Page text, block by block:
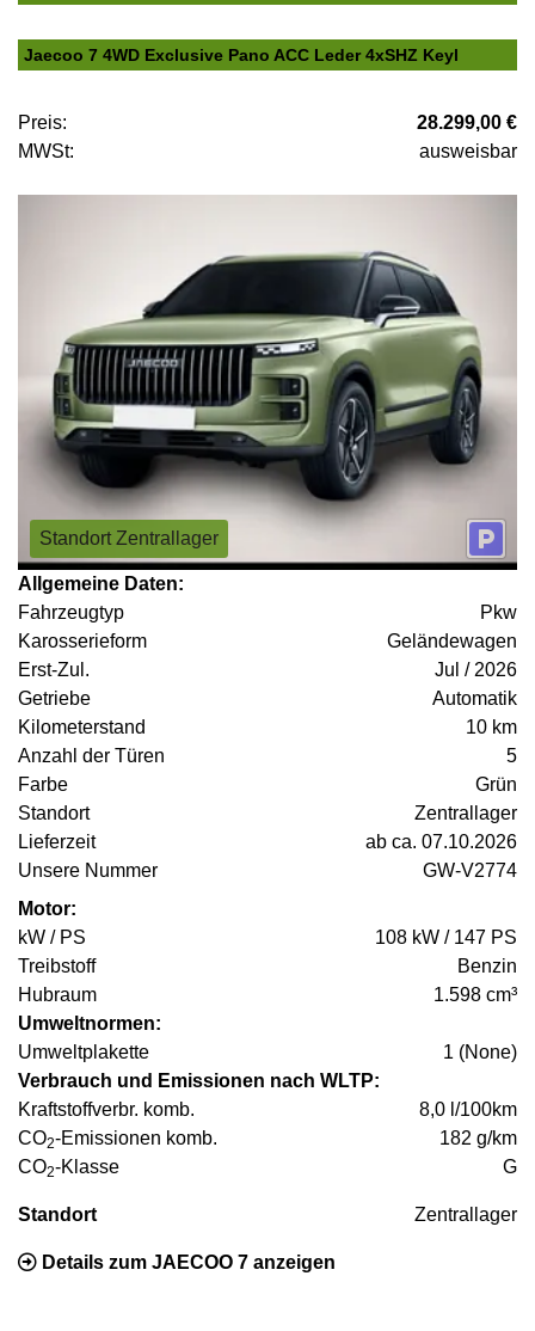
Jaecoo 7 4WD Exclusive Pano ACC Leder 4xSHZ Keyl
Preis:
28.299,00 €
MWSt:
ausweisbar
Standort Zentrallager
Allgemeine Daten:
Fahrzeugtyp
Pkw
Karosserieform
Geländewagen
Erst-Zul.
Jul / 2026
Getriebe
Automatik
Kilometerstand
10 km
Anzahl der Türen
5
Farbe
Grün
Standort
Zentrallager
Lieferzeit
ab ca. 07.10.2026
Unsere Nummer
GW-V2774
Motor:
kW / PS
108 kW / 147 PS
Treibstoff
Benzin
Hubraum
1.598 cm³
Umweltnormen:
Umweltplakette
1 (None)
Verbrauch und Emissionen nach WLTP:
Kraftstoffverbr. komb.
8,0 l/100km
CO2-Emissionen komb.
182 g/km
CO2-Klasse G
Standort Zentrallager
Details zum JAECOO 7 anzeigen